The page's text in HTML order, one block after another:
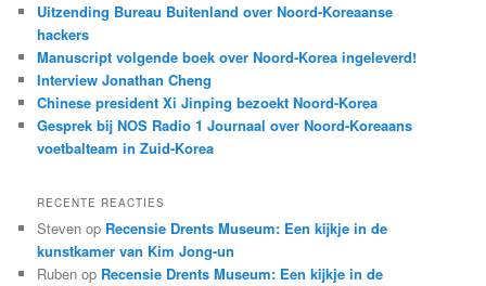
n
Uitzending Bureau Buitenland over Noord-Koreaanse
hackers
Manuscript volgende boek over Noord-Korea ingeleverd!
Interview Jonathan Cheng
Chinese president Xi Jinping bezoekt Noord-Korea
Gesprek bij NOS Radio 1 Journaal over Noord-Koreaans
voetbalteam in Zuid-Korea
RECENTE REACTIES
Steven op Recensie Drents Museum: Een kijkje in de
kunstkamer van Kim Jong-un
Ruben op Recensie Drents Museum: Een kijkje in de